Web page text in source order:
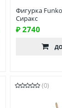
Фигурка
Сиракс
₽ 2740
(0)